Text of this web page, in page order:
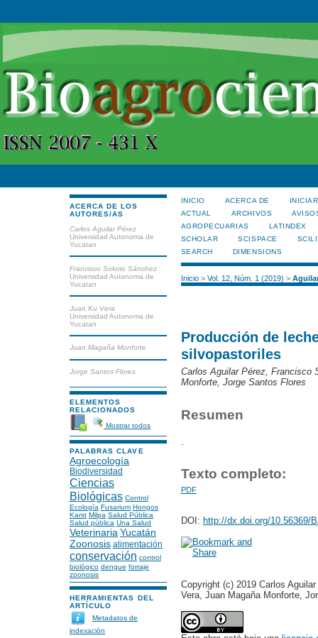
ACERCA DE LOS
AUTORES/AS
Carlos Aguilar Pérez
Universidad Autonoma de
Yucatan
Francisco Solorio Sánchez
Universidad Autonoma de
Yucatan
Juan Ku Vera
Universidad Autonoma de
Yucatan
Juan Magaña Monforte
Jorge Santos Flores
ELEMENTOS
RELACIONADOS
Mostrar todos
PALABRAS CLAVE
Agroecología
Biodiversidad
Ciencias
Biológicas Control
Ecología Fusarium Hongos
Karst Milpa Salud Pública
Salud pública Una Salud
VeterinariaYucatán
Zoonosis alimentación
conservación control
biológico dengue forraje
zoonosis
HERRAMIENTAS DEL
ARTÍCULO
Metadatos de
indexación
INICIO ACERCA DE
ACTUAL
ARCHIVOS
AGROPECUARIAS
LATINDEX
SCHOLAR
SCISPACE
SEARCH
DIMENSIONS
Inicio> Vol. 12, Núm. 1 (2019) >
Producción de
silvopastoriles
Carlos Aguilar Pérez, Francisco
Monforte, Jorge Santos Flores
Resumen
Texto completo:
PDF
DOI: http://dx.doi.org/10.56369/
Copyright (c) 2019 Carlos
Vera, Juan Magaña Monforte,